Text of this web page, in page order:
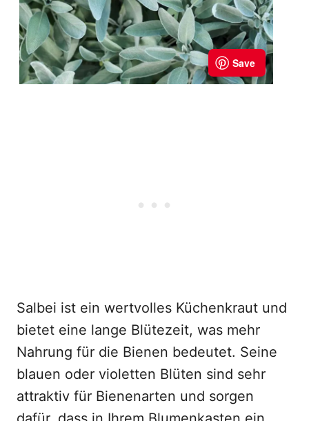
Salbei ist ein wertvolles Küchenkraut und
bietet eine lange Blütezeit, was mehr
Nahrung für die Bienen bedeutet. Seine
blauen oder violetten Blüten sind sehr
attraktiv für Bienenarten und sorgen